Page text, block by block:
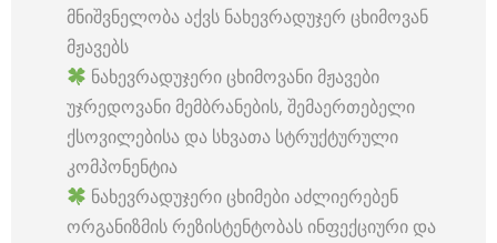
მნიშვნელობა აქვს ნახევრადუჯერ ცხიმოვან
მჟავებს
ნახევრადუჯერი ცხიმოვანი მჟავები
უჯრედოვანი მემბრანების, შემაერთებელი
ქსოვილებისა და სხვათა სტრუქტურული
კომპონენტია
ნახევრადუჯერი ცხიმები აძლიერებენ
ორგანიზმის რეზისტენტობას ინფექციური და